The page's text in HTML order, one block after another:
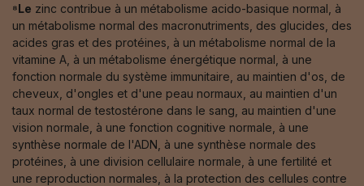
⁸Le zinc contribue à un métabolisme acido-basique normal, à
un métabolisme normal des macronutriments, des glucides, des
acides gras et des protéines, à un métabolisme normal de la
vitamine A, à un métabolisme énergétique normal, à une
fonction normale du système immunitaire, au maintien d'os, de
cheveux, d'ongles et d'une peau normaux, au maintien d'un
taux normal de testostérone dans le sang, au maintien d'une
vision normale, à une fonction cognitive normale, à une
synthèse normale de l'ADN, à une synthèse normale des
protéines, à une division cellulaire normale, à une fertilité et
une reproduction normales, à la protection des cellules contre